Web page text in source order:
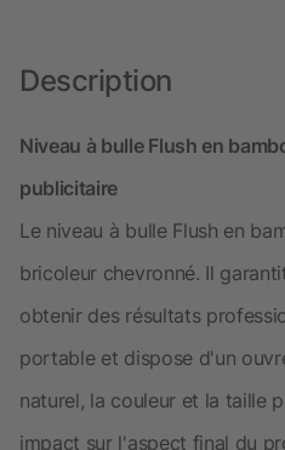
Description
Niveau à bulle Flush en
publicitaire
Le niveau à bulle Flush en
bricoleur chevronné. Il
obtenir des résultats
portable et dispose d'un
naturel, la couleur et la taille
impact sur l'aspect final du